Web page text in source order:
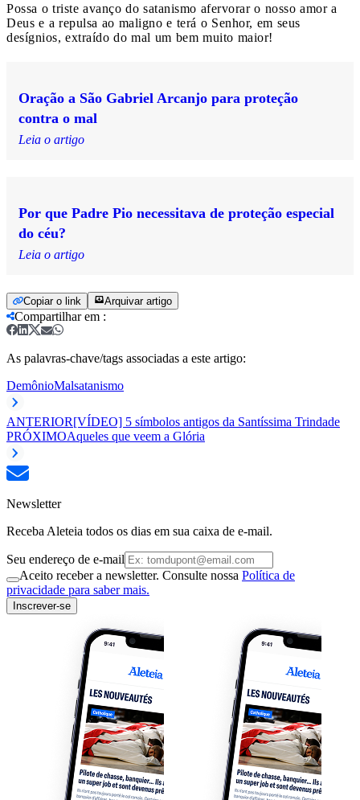
Possa o triste avanço do satanismo afervorar o nosso amor a
Deus e a repulsa ao maligno e terá o Senhor, em seus
desígnios, extraído do mal um bem muito maior!
Oração a São Gabriel Arcanjo para proteção
contra o mal
Leia o artigo
Por que Padre Pio necessitava de proteção especial
do céu?
Leia o artigo
Copiar o link Arquivar artigo
Compartilhar em :
As palavras-chave/tags associadas a este artigo:
DemônioMalsatanismo
ANTERIOR[VÍDEO] 5 símbolos antigos da Santíssima Trindade
PRÓXIMOAqueles que veem a Glória
Newsletter
Receba Aleteia todos os dias em sua caixa de e-mail.
Seu endereço de e-mail
Aceito receber a newsletter. Consulte nossa Política de
privacidade para saber mais.
Inscrever-se